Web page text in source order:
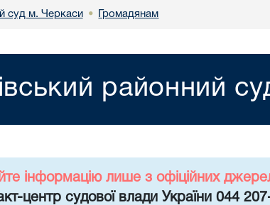
суд м. Черкаси • Громадянам
районний
інформацію лише з офіційних
центр судової влади України 044